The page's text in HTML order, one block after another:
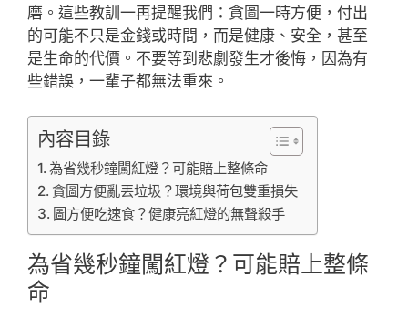
磨。這些教訓一再提醒我們：貪圖一時方便，付出
的可能不只是金錢或時間，而是健康、安全，甚至
是生命的代價。不要等到悲劇發生才後悔，因為有
些錯誤，一輩子都無法重來。
內容目錄
為省幾秒鐘闖紅燈？可能賠上整條命
貪圖方便亂丟垃圾？環境與荷包雙重損失
圖方便吃速食？健康亮紅燈的無聲殺手
為省幾秒鐘闖紅燈？可能賠上整條
命